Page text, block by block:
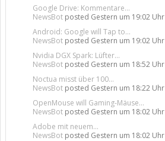
Google Drive: Kommentare...
NewsBot posted Gestern um 19:02 Uhr
Android: Google will Tap to...
NewsBot posted Gestern um 19:02 Uhr
Nvidia DGX Spark: Lüfter...
NewsBot posted Gestern um 18:52 Uhr
Noctua misst über 100...
NewsBot posted Gestern um 18:22 Uhr
OpenMouse will Gaming-Mäuse...
NewsBot posted Gestern um 18:02 Uhr
Adobe mit neuem...
NewsBot posted Gestern um 18:02 Uhr